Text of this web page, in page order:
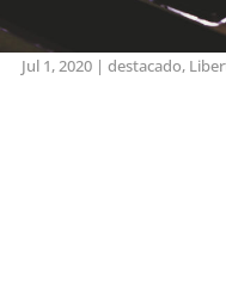
Jul 1, 2020| destacado,